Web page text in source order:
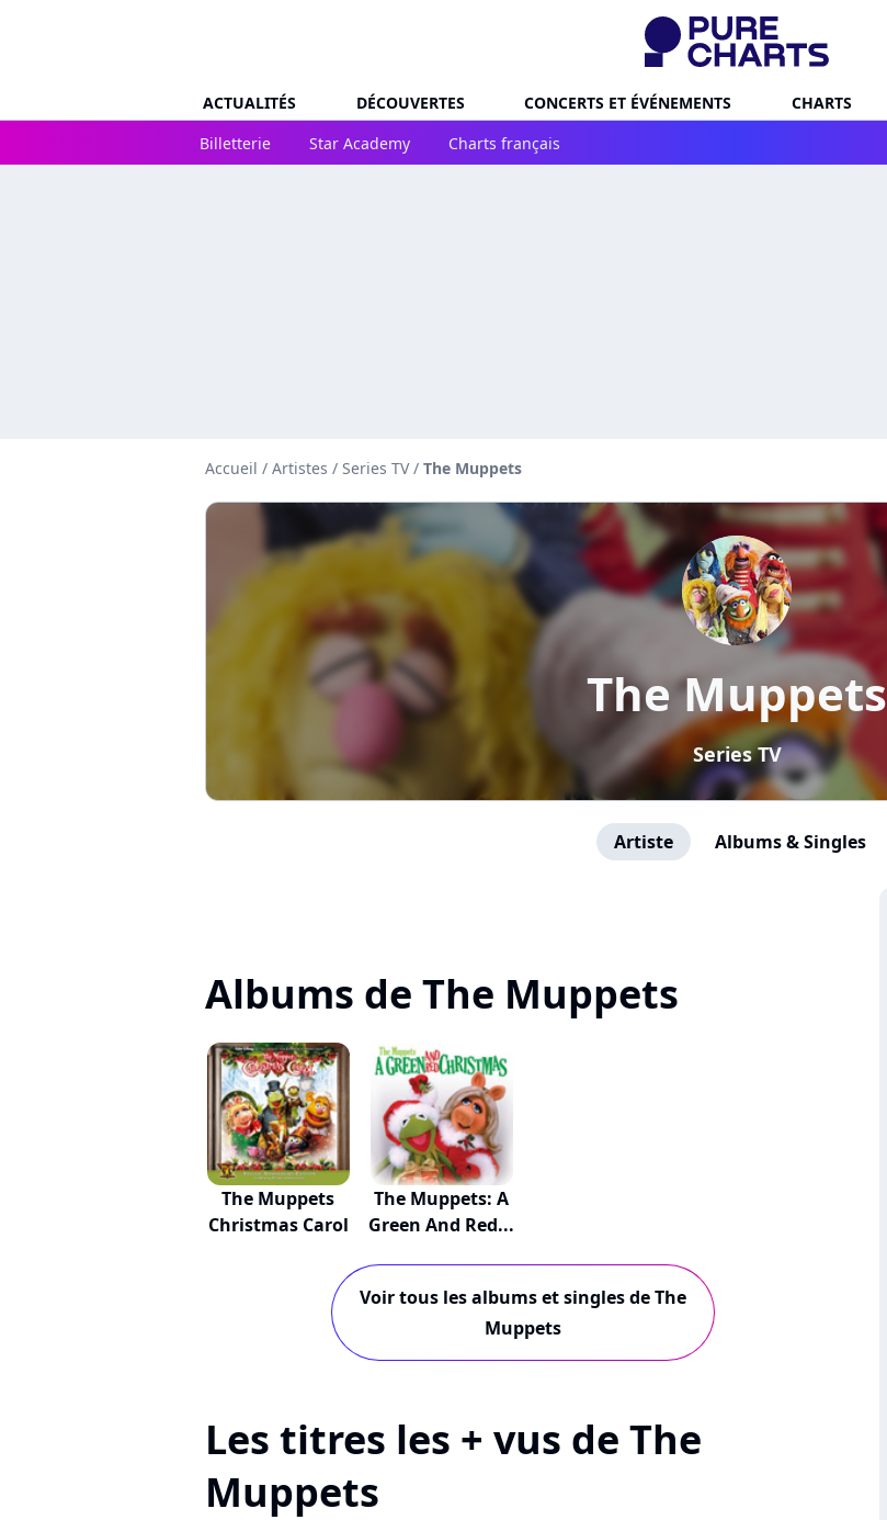
ACTUALITÉS DÉCOUVERTES CONCERTS ET ÉVÉNEMENTS CHARTS
Billetterie
Star Academy Charts français
Accueil / Artistes / Series TV / The Muppets
The Muppets
Series TV
Artiste Albums & Singles
Albums de The Muppets
The Muppets
Christmas Carol
The Muppets: A
Green And Red...
Voir tous les albums et singles de The
Muppets
Les titres les + vus de The
Muppets